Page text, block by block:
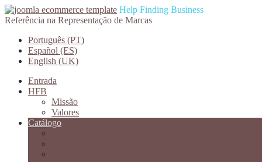
Help Finding Business
Referência na Representação de Marcas
Português (PT)
Español (ES)
English (UK)
Entrada
HFB
Missão
Valores
Catálogo